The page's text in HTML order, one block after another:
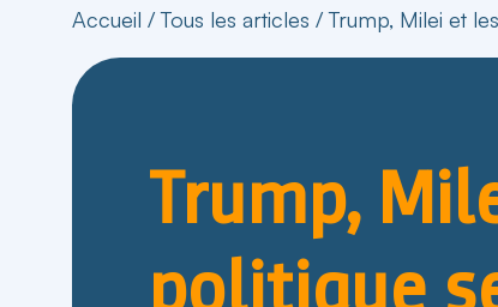
Accueil /Tous les articles /Trump, Milei et
Trump,
politique